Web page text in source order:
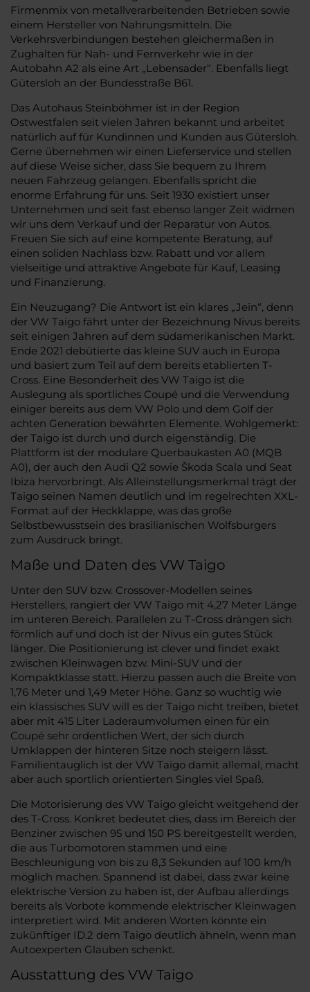
Firmenmix von metallverarbeitenden Betrieben sowie
einem Hersteller von Nahrungsmitteln. Die
Verkehrsverbindungen bestehen gleichermaßen in
Zughalten für Nah- und Fernverkehr wie in der
Autobahn A2 als eine Art „Lebensader“. Ebenfalls liegt
Gütersloh an der Bundesstraße B61.
Das Autohaus Steinböhmer ist in der Region
Ostwestfalen seit vielen Jahren bekannt und arbeitet
natürlich auf für Kundinnen und Kunden aus Gütersloh.
Gerne übernehmen wir einen Lieferservice und stellen
auf diese Weise sicher, dass Sie bequem zu Ihrem
neuen Fahrzeug gelangen. Ebenfalls spricht die
enorme Erfahrung für uns. Seit 1930 existiert unser
Unternehmen und seit fast ebenso langer Zeit widmen
wir uns dem Verkauf und der Reparatur von Autos.
Freuen Sie sich auf eine kompetente Beratung, auf
einen soliden Nachlass bzw. Rabatt und vor allem
vielseitige und attraktive Angebote für Kauf, Leasing
und Finanzierung.
Ein Neuzugang? Die Antwort ist ein klares „Jein“, denn
der VW Taigo fährt unter der Bezeichnung Nivus bereits
seit einigen Jahren auf dem südamerikanischen Markt.
Ende 2021 debütierte das kleine SUV auch in Europa
und basiert zum Teil auf dem bereits etablierten T-
Cross. Eine Besonderheit des VW Taigo ist die
Auslegung als sportliches Coupé und die Verwendung
einiger bereits aus dem VW Polo und dem Golf der
achten Generation bewährten Elemente. Wohlgemerkt:
der Taigo ist durch und durch eigenständig. Die
Plattform ist der modulare Querbaukasten A0 (MQB
A0), der auch den Audi Q2 sowie Škoda Scala und Seat
Ibiza hervorbringt. Als Alleinstellungsmerkmal trägt der
Taigo seinen Namen deutlich und im regelrechten XXL-
Format auf der Heckklappe, was das große
Selbstbewusstsein des brasilianischen Wolfsburgers
zum Ausdruck bringt.
Maße und Daten des VW Taigo
Unter den SUV bzw. Crossover-Modellen seines
Herstellers, rangiert der VW Taigo mit 4,27 Meter Länge
im unteren Bereich. Parallelen zu T-Cross drängen sich
förmlich auf und doch ist der Nivus ein gutes Stück
länger. Die Positionierung ist clever und findet exakt
zwischen Kleinwagen bzw. Mini-SUV und der
Kompaktklasse statt. Hierzu passen auch die Breite von
1,76 Meter und 1,49 Meter Höhe. Ganz so wuchtig wie
ein klassisches SUV will es der Taigo nicht treiben, bietet
aber mit 415 Liter Laderaumvolumen einen für ein
Coupé sehr ordentlichen Wert, der sich durch
Umklappen der hinteren Sitze noch steigern lässt.
Familientauglich ist der VW Taigo damit allemal, macht
aber auch sportlich orientierten Singles viel Spaß.
Die Motorisierung des VW Taigo gleicht weitgehend der
des T-Cross. Konkret bedeutet dies, dass im Bereich der
Benziner zwischen 95 und 150 PS bereitgestellt werden,
die aus Turbomotoren stammen und eine
Beschleunigung von bis zu 8,3 Sekunden auf 100 km/h
möglich machen. Spannend ist dabei, dass zwar keine
elektrische Version zu haben ist, der Aufbau allerdings
bereits als Vorbote kommende elektrischer Kleinwagen
interpretiert wird. Mit anderen Worten könnte ein
zukünftiger ID.2 dem Taigo deutlich ähneln, wenn man
Autoexperten Glauben schenkt.
Ausstattung des VW Taigo